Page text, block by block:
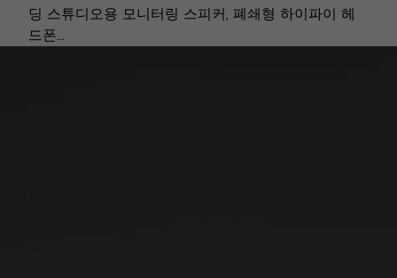
딩 스튜디오용 모니터링 스피커, 폐쇄형 하이파이 헤
드폰...